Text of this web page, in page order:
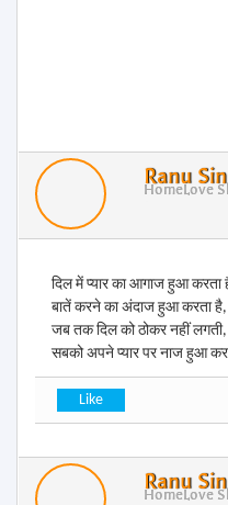
Ranu
HomeLove
दिल में प्यार का आगाज हुआ करता
बातें करने का अंदाज हुआ करता है,
जब तक दिल को ठोकर नहीं लगती,
सबको अपने प्यार पर नाज हुआ
Ranu
HomeLove